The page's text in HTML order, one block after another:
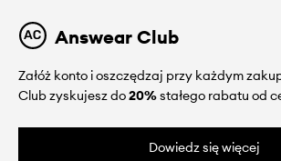
Answear Club
Załóż konto i oszczędzaj przy każdym
Club zyskujesz do20%stałego rabatu od
Dowiedz się więcej